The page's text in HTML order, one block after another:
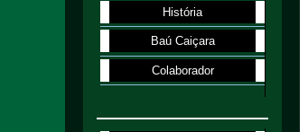
História
Baú Caiçara
Colaborador